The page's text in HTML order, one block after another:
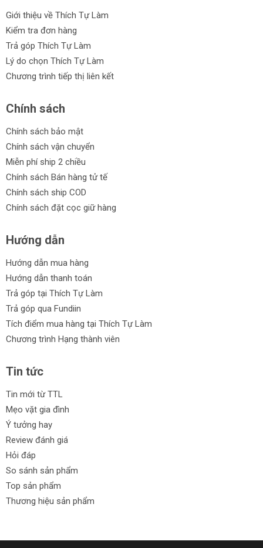
Giới thiệu về Thích Tự Làm
Kiểm tra đơn hàng
Trả góp Thích Tự Làm
Lý do chọn Thích Tự Làm
Chương trình tiếp thị liên kết
Chính sách
Chính sách bảo mật
Chính sách vận chuyển
Miễn phí ship 2 chiều
Chính sách Bán hàng tử tế
Chính sách ship COD
Chính sách đặt cọc giữ hàng
Hướng dẫn
Hướng dẫn mua hàng
Hướng dẫn thanh toán
Trả góp tại Thích Tự Làm
Trả góp qua Fundiin
Tích điểm mua hàng tại Thích Tự Làm
Chương trình Hạng thành viên
Tin tức
Tin mới từ TTL
Mẹo vặt gia đình
Ý tưởng hay
Review đánh giá
Hỏi đáp
So sánh sản phẩm
Top sản phẩm
Thương hiệu sản phẩm